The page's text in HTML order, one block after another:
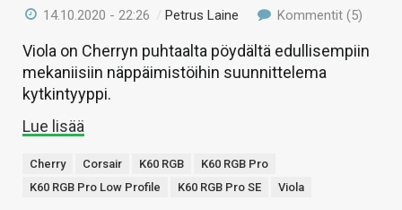
14.10.2020 - 22:26 /Petrus Laine Kommentit (5)
Viola on Cherryn puhtaalta pöydältä edullisempiin
mekaniisiin näppäimistöihin suunnittelema
kytkintyyppi.
Lue lisää
Cherry Corsair K60 RGB
K60 RGB Pro
K60 RGB Pro Low Profile
K60 RGB Pro SE Viola